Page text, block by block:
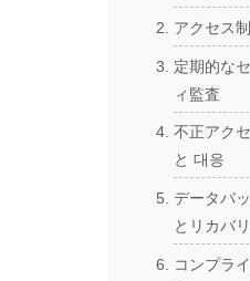
アクセス
定期的な
ィ監査
不正アク
と 대응
データバ
とリカバ
コンプラ